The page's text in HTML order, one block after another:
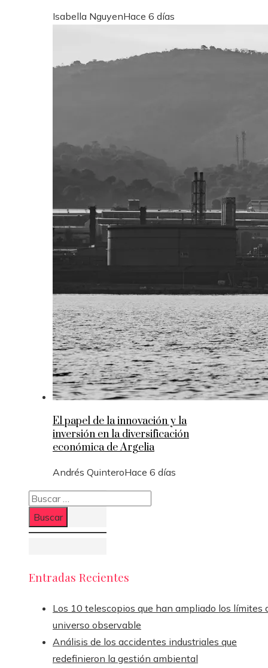
Isabella NguyenHace 6 días
El papel de la innovación y la
inversión en la diversificación
económica de Argelia
Andrés QuinteroHace 6 días
Buscar:
Entradas Recientes
Los 10 telescopios que han ampliado los límites
universo observable
Análisis de los accidentes industriales que
redefinieron la gestión ambiental